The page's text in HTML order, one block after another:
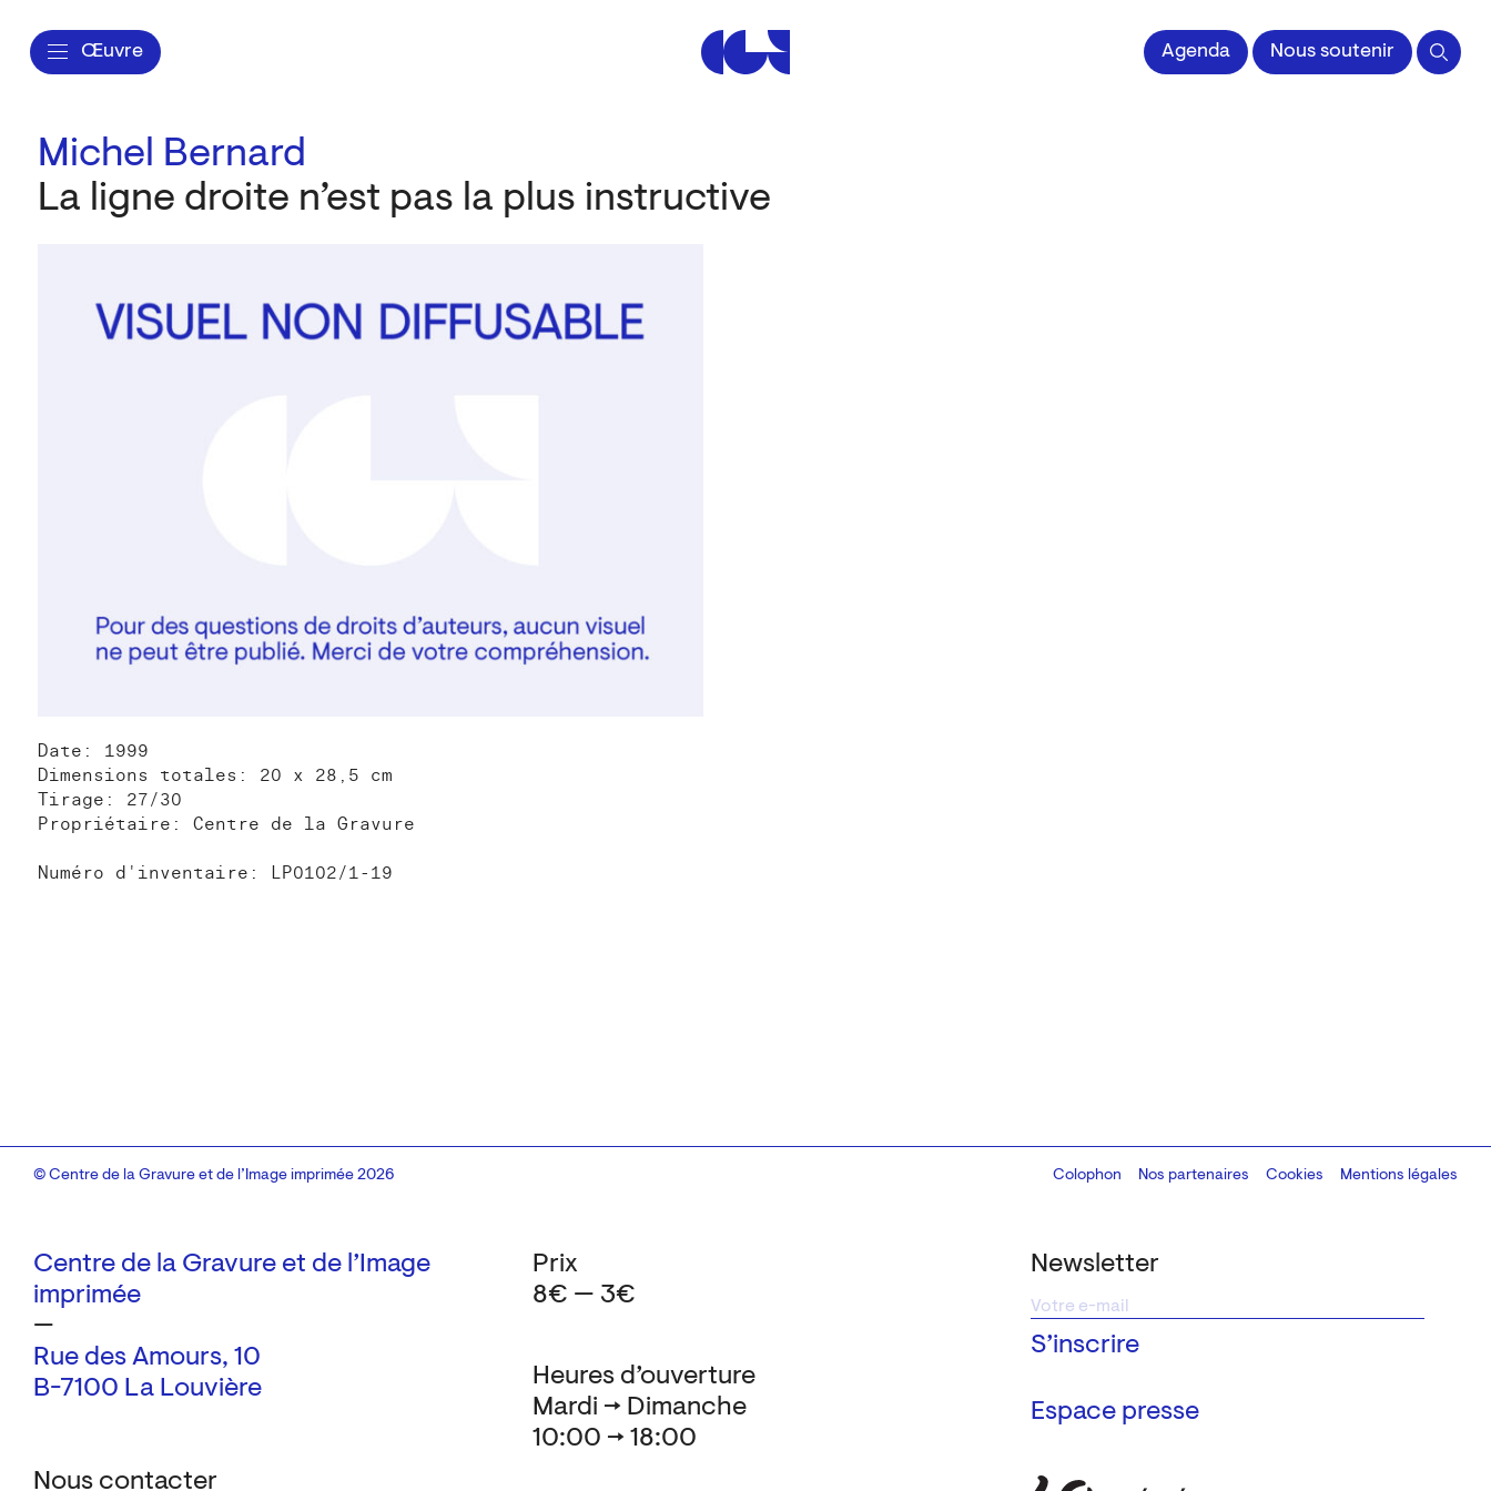
Œuvre Centre de la Gravure et de l'Image impriméeAgenda Nous soutenir
Michel Bernard
La ligne droite n’est pas la plus instructive
Date: 1999
Dimensions totales: 20 x 28,5 cm
Tirage: 27/30
Propriétaire: Centre de la Gravure
Numéro d'inventaire: LP0102/1-19
Centre de la Gravure et de l’Image
imprimée
—
Rue des Amours, 10
B-7100 La Louvière
Nous contacter
Newsletter
Espace presse
Heures d’ouverture
Mardi → Dimanche
10:00 → 18:00
Prix
8€ — 3€
© Centre de la Gravure et de l’Image imprimée 2026 Colophon
Design:Marcel Kaczmarek, code:8080.studio
Nos partenaires Cookies Mentions légales